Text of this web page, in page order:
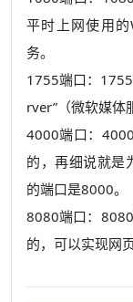
平时上网使用
务。
1755端口：
rver”（微软媒体
4000端口：
的，再细说就是
的端口是8000。
8080端口：
的，可以实现网页